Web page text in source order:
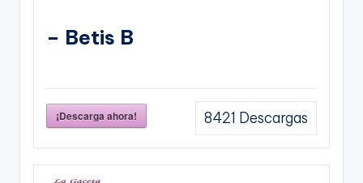
– Betis B
¡Descarga ahora! 8421 Descargas